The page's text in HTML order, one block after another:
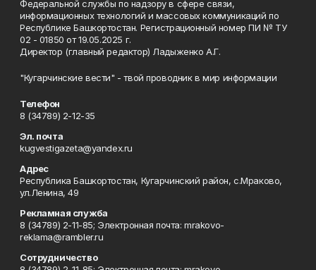
Федеральной службы по надзору в сфере связи,
информационных технологий и массовых коммуникаций по
Республике Башкортостан. Регистрационный номер ПИ № ТУ
02 - 01850 от 19.05.2025 г.
Директор (главный редактор) Ладыженко А.Г.
"Кугарчинские вести" - твой проводник в мир информации
Телефон
8 (34789) 2-12-35
Эл. почта
kugvestigazeta@yandex.ru
Адрес
Республика Башкортостан, Кугарчинский район, с.Мраково,
ул.Ленина, 49
Рекламная служба
8 (34789) 2-11-85; Электронная почта: mrakovo-
reklama@rambler.ru
Сотрудничество